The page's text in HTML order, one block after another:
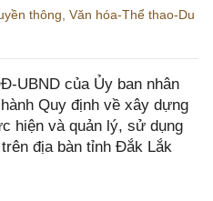
thông Văn hóa-Thể thao-Du
UBND của Ủy ban nhân
Quy định về xây dựng
hiện và quản lý, sử dụng
địa bàn tỉnh Đắk Lắk